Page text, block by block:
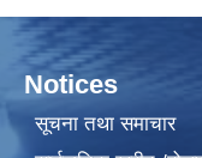
Notices
सूचना तथा समाचार